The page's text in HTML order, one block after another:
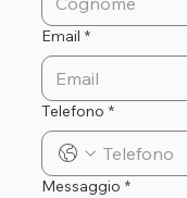
Email *
Telefono *
Messaggio *